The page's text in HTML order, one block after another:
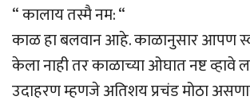
“ कालाय तस्मै नम: “
काळ हा बलवान आहे. काळानुसार आपण
केला नाही तर काळाच्या ओघात नष्ट व्हावे
उदाहरण म्हणजे अतिशय प्रचंड मोठा